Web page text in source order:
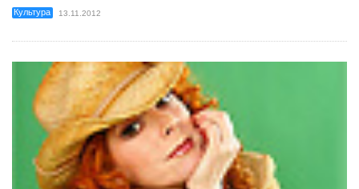
Культура 13.11.2012